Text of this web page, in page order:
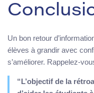
Un bon retour
élèves à grandir avec
s’améliorer. Rappelez-
“L’objectif de la